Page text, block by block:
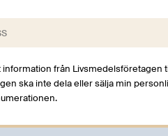
information från Livsmedelsföretagen
ska inte dela eller sälja min